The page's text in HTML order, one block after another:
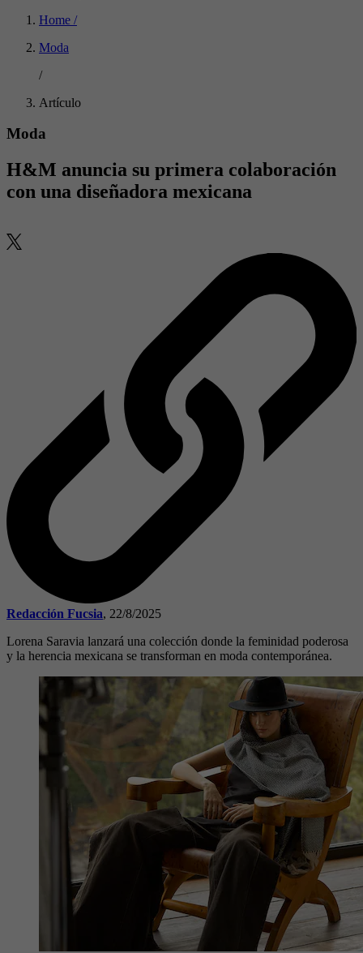
Home /
Moda
/
Artículo
Moda
H&M anuncia su primera colaboración
con una diseñadora mexicana
Redacción Fucsia, 22/8/2025
Lorena Saravia lanzará una colección donde la feminidad poderosa
y la herencia mexicana se transforman en moda contemporánea.